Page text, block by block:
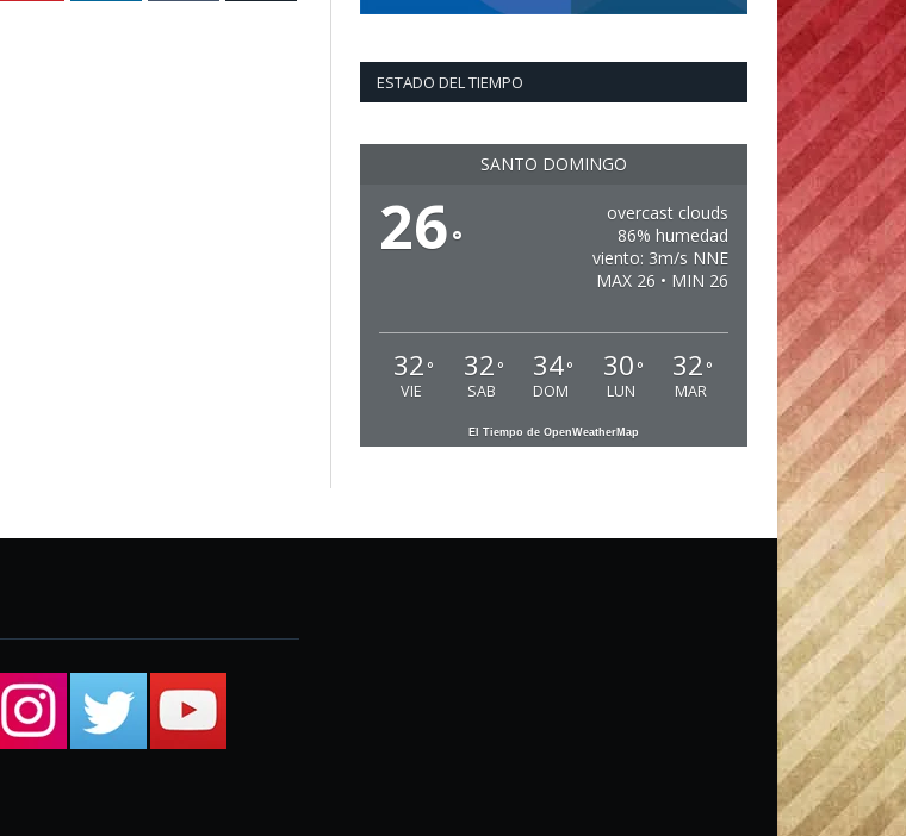
ESTADO DEL TIEMPO
SANTO DOMINGO
26°
overcast clouds
86% humedad
viento: 3m/s NNE
MAX 26 • MIN 26
32 °
VIE
32 °
SAB
34°
DOM
30 °
LUN
32 °
MAR
El Tiempo de OpenWeatherMap